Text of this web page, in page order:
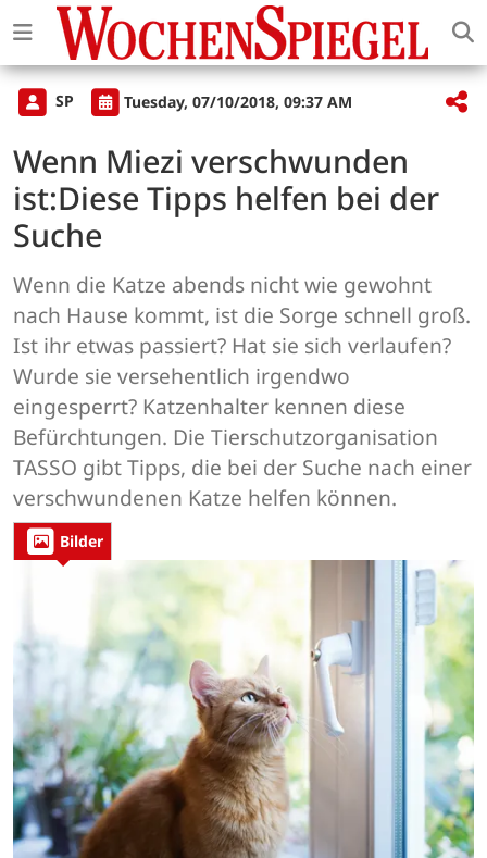
SP Tuesday, 07/10/2018, 09:37 AM
Wenn Miezi verschwunden
ist:Diese Tipps helfen bei der
Suche
Wenn die Katze abends nicht wie gewohnt
nach Hause kommt, ist die Sorge schnell groß.
Ist ihr etwas passiert? Hat sie sich verlaufen?
Wurde sie versehentlich irgendwo
eingesperrt? Katzenhalter kennen diese
Befürchtungen. Die Tierschutzorganisation
TASSO gibt Tipps, die bei der Suche nach einer
verschwundenen Katze helfen können.
Bilder